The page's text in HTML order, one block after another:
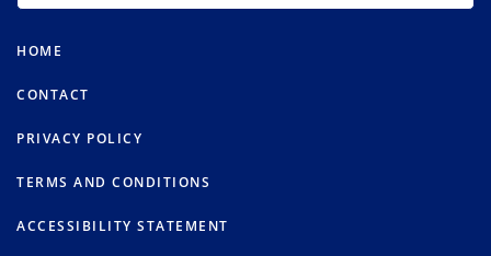
HOME
CONTACT
PRIVACY POLICY
TERMS AND CONDITIONS
ACCESSIBILITY STATEMENT